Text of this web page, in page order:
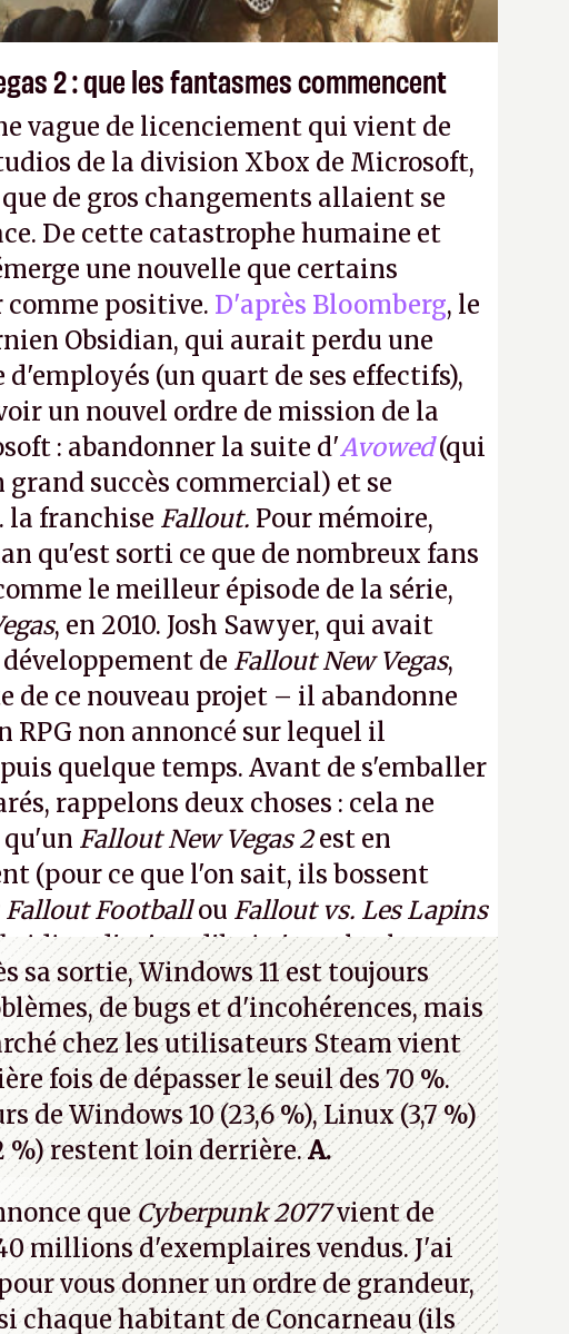
2 : que les fantasmes commencent
vague de licenciement qui vient de
de la division Xbox de Microsoft,
de gros changements allaient se
De cette catastrophe humaine et
une nouvelle que certains
positive. D'après Bloomberg, le
Obsidian, qui aurait perdu une
(un quart de ses effectifs),
un nouvel ordre de mission de la
: abandonner la suite d'Avowed(qui
grand succès commercial) et se
la franchise Fallout. Pour mémoire,
qu'est sorti ce que de nombreux fans
le meilleur épisode de la série,
, en 2010. Josh Sawyer, qui avait
de Fallout New Vegas,
de ce nouveau projet – il abandonne
RPG non annoncé sur lequel il
quelque temps. Avant de s'emballer
rappelons deux choses : cela ne
Fallout New Vegas 2est en
(pour ce que l'on sait, ils bossent
Fallout Footballou Fallout vs. Les Lapins
d'aujourd'hui n'est plus le
y a 15 ans. Mais bon, OK, on peut
fantasmer.A.
sa sortie, Windows 11 est toujours
de bugs et d'incohérences, mais
chez les utilisateurs Steam vient
fois de dépasser le seuil des 70 %.
de Windows 10 (23,6 %), Linux (3,7 %)
%) restent loin derrière.A.
queCyberpunk 2077vient de
millions d'exemplaires vendus. J'ai
vous donner un ordre de grandeur,
chaque habitant de Concarneau (ils